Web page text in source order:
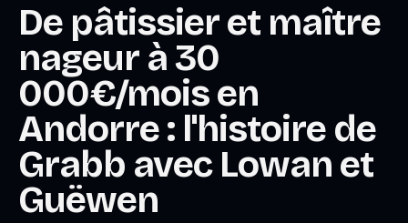
De pâtissier et maître
nageur à 30
000€/mois en
Andorre : l'histoire de
Grabb avec Lowan et
Guëwen